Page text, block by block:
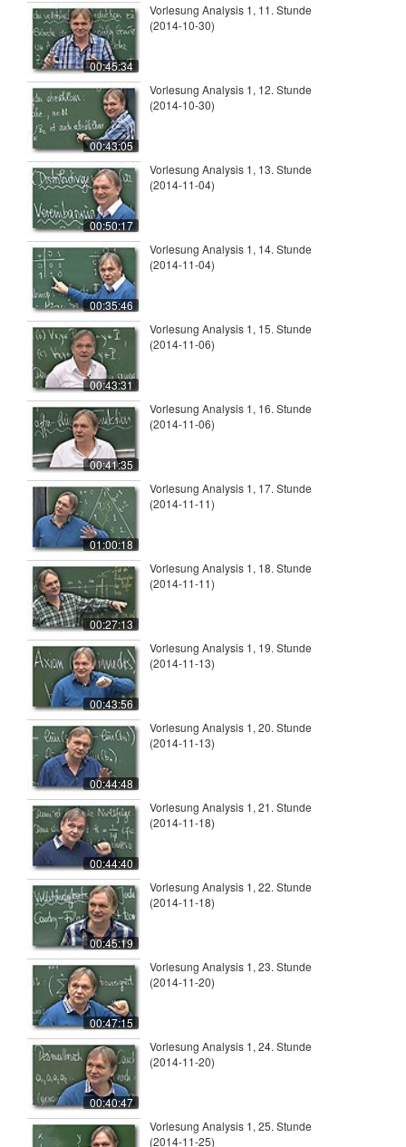
00:45:34
Vorlesung Analysis 1, 11. Stunde
(2014-10-30)
00:43:05
Vorlesung Analysis 1, 12. Stunde
(2014-10-30)
00:50:17
Vorlesung Analysis 1, 13. Stunde
(2014-11-04)
00:35:46
Vorlesung Analysis 1, 14. Stunde
(2014-11-04)
00:43:31
Vorlesung Analysis 1, 15. Stunde
(2014-11-06)
00:41:35
Vorlesung Analysis 1, 16. Stunde
(2014-11-06)
01:00:18
Vorlesung Analysis 1, 17. Stunde
(2014-11-11)
00:27:13
Vorlesung Analysis 1, 18. Stunde
(2014-11-11)
00:43:56
Vorlesung Analysis 1, 19. Stunde
(2014-11-13)
00:44:48
Vorlesung Analysis 1, 20. Stunde
(2014-11-13)
00:44:40
Vorlesung Analysis 1, 21. Stunde
(2014-11-18)
00:45:19
Vorlesung Analysis 1, 22. Stunde
(2014-11-18)
00:47:15
Vorlesung Analysis 1, 23. Stunde
(2014-11-20)
00:40:47
Vorlesung Analysis 1, 24. Stunde
(2014-11-20)
Vorlesung Analysis 1, 25. Stunde
(2014-11-25)